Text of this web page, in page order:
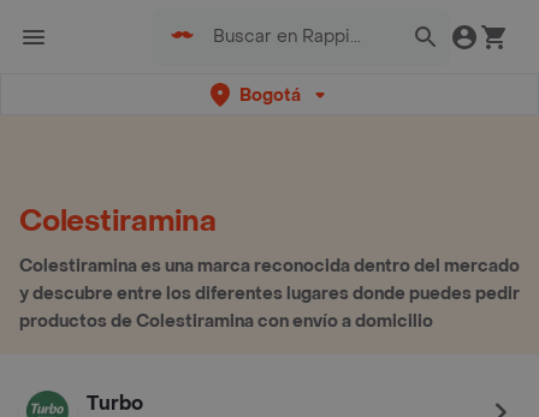
Bogotá
Colestiramina
Colestiramina es una marca reconocida dentro del mercado
y descubre entre los diferentes lugares donde puedes pedir
productos de Colestiramina con envío a domicilio
Turbo